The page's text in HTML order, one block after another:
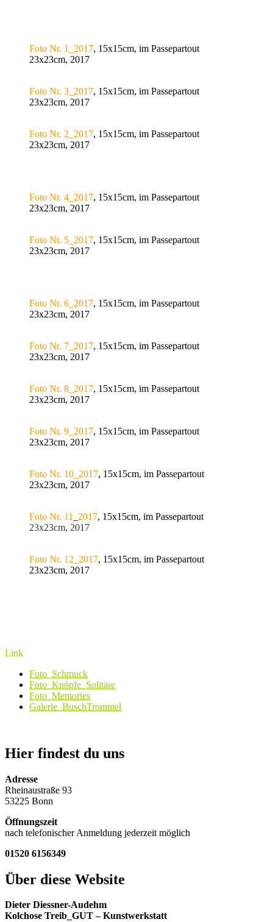
Foto Nr. 1_2017, 15x15cm, im Passepartout
23x23cm, 2017
Foto Nr. 3_2017, 15x15cm, im Passepartout
23x23cm, 2017
Foto Nr. 2_2017, 15x15cm, im Passepartout
23x23cm, 2017
Foto Nr. 4_2017, 15x15cm, im Passepartout
23x23cm, 2017
Foto Nr. 5_2017, 15x15cm, im Passepartout
23x23cm, 2017
Foto Nr. 6_2017, 15x15cm, im Passepartout
23x23cm, 2017
Foto Nr. 7_2017, 15x15cm, im Passepartout
23x23cm, 2017
Foto Nr. 8_2017, 15x15cm, im Passepartout
23x23cm, 2017
Foto Nr. 9_2017, 15x15cm, im Passepartout
23x23cm, 2017
Foto Nr. 10_2017, 15x15cm, im Passepartout
23x23cm, 2017
Foto Nr. 11 2017, 15x15cm, im Passepartout
23x23cm, 2017
Foto Nr. 12_2017, 15x15cm, im Passepartout
23x23cm, 2017
Link
Foto_Schmuck
Foto_Knöpfe_Solitäre
Foto_Memories
Galerie_BuschTrommel
Hier findest du uns
Adresse
Rheinaustraße 93
53225 Bonn
Öffnungszeit
nach telefonischer Anmeldung jederzeit möglich
01520 6156349
Über diese Website
Dieter Diessner-Audehm
Kolchose Treib_GUT – Kunstwerkstatt